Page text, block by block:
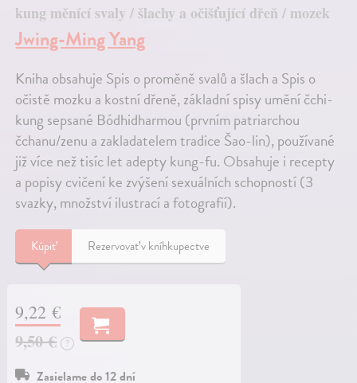
kung měnící svaly / šlachy a očišťující dřeň / mozek
Jwing-Ming Yang
Kniha obsahuje Spis o proměně svalů a šlach a Spis o
očistě mozku a kostní dřeně, základní spisy umění čchi-
kung sepsané Bódhidharmou (prvním patriarchou
čchanu/zenu a zakladatelem tradice Šao-lin), používané
již více než tisíc let adepty kung-fu. Obsahuje i recepty
a popisy cvičení ke zvýšení sexuálních schopností (3
svazky, množství ilustrací a fotografií).
Kúpiť Rezervovať v kníhkupectve
9,22 €
9,50 €
?
Zasielame do 12 dní